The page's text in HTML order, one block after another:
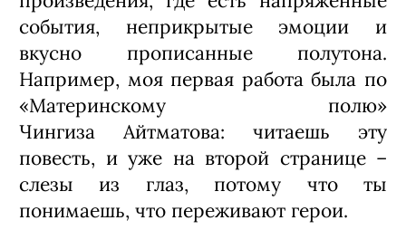
прекрасные физические данные, они
зачастую холодны эмоционально и не
могут передать тонкие
взаимоотношения персонажа и героев.
Как правило, они могут отразить всего
несколько красок: грустно, весело,
страшно, жестко – все. Драматический
артист свободен, он способен